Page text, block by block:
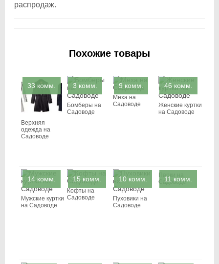
распродаж.
Похожие товары
33 комм.
Верхняя
одежда на
Садоводе
3 комм.
Бомберы на
Садоводе
9 комм.
Меха на
Садоводе
46 комм.
Женские куртки
на Садоводе
14 комм.
Мужские куртки
на Садоводе
15 комм.
Кофты на
Садоводе
10 комм.
Пуховики на
Садоводе
11 комм.
Парки на
Садоводе